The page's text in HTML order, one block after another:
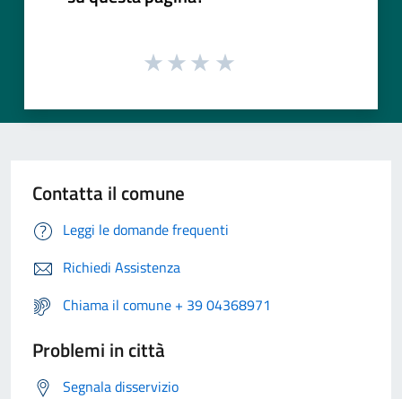
Contatta il comune
Leggi le domande frequenti
Richiedi Assistenza
Chiama il comune + 39 04368971
Problemi in città
Segnala disservizio